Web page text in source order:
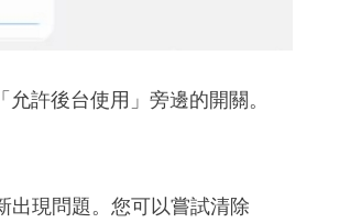
許後台使用」旁邊的開關。
出現問題。您可以嘗試清除